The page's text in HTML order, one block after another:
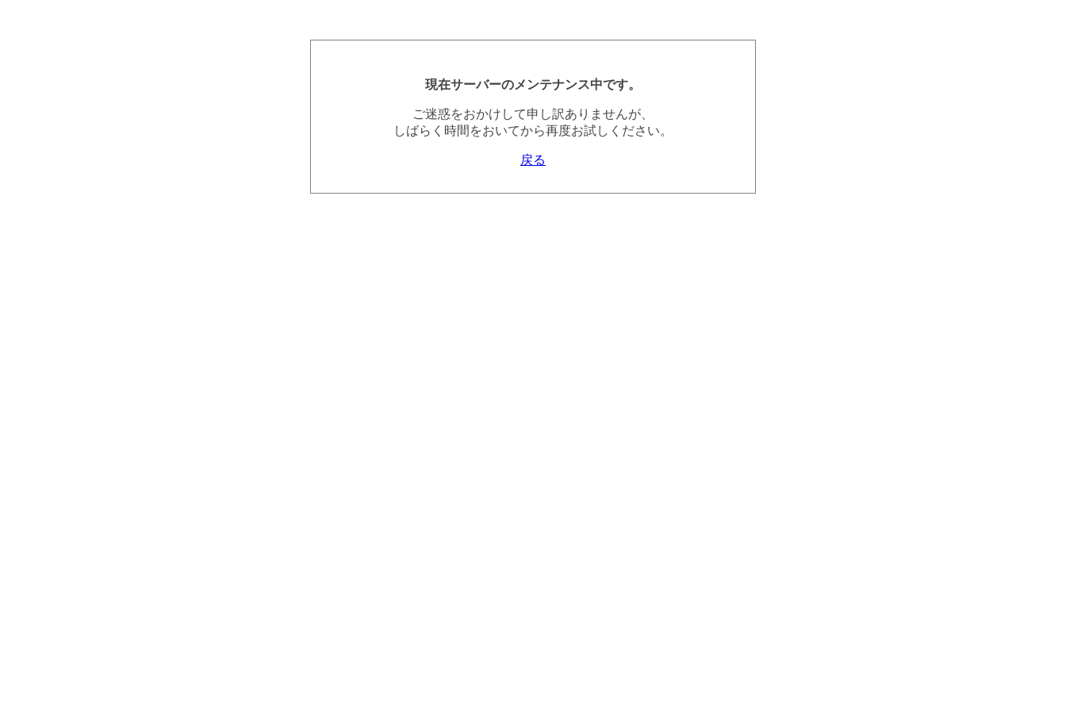
現在サーバーのメンテナンス中です。
ご迷惑をおかけして申し訳ありませんが、
しばらく時間をおいてから再度お試しください。
戻る